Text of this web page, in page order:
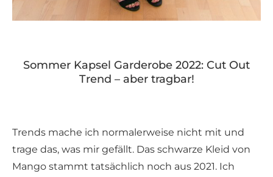
Sommer Kapsel Garderobe 2022: Cut Out
Trend – aber tragbar!
Trends mache ich normalerweise nicht mit und
trage das, was mir gefällt. Das schwarze Kleid von
Mango stammt tatsächlich noch aus 2021. Ich